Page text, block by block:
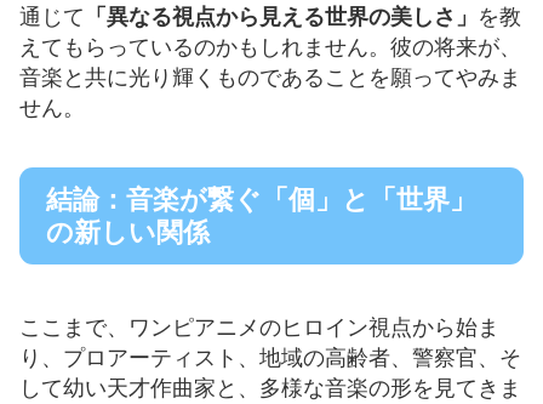
通じて 「異なる視点から見える世界の美しさ」 を教
えてもらっているのかもしれません。彼の将来が、
音楽と共に光り輝くものであることを願ってやみま
せん。
結論：音楽が繋ぐ「個」と「世界」
の新しい関係
ここまで、ワンピアニメのヒロイン視点から始ま
り、プロアーティスト、地域の高齢者、警察官、そ
して幼い天才作曲家と、多様な音楽の形を見てきま